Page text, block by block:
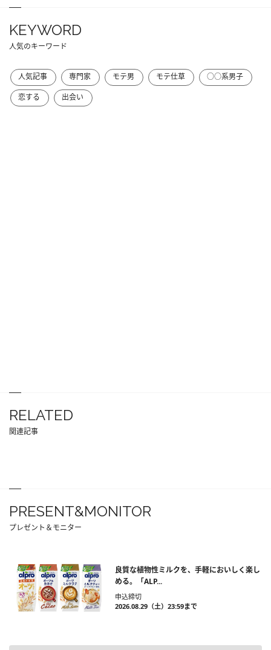
KEYWORD
人気のキーワード
人気記事 専門家 モテ男 モテ仕草
○○系男子
恋する
出会い
RELATED
関連記事
PRESENT&MONITOR
プレゼント＆モニター
良質な植物性ミルクを、手軽においしく楽し
める。「ALP...
申込締切
2026.08.29（土）23:59まで